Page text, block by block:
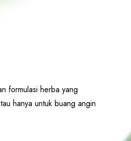
formulasi herba yang
hanya untuk buang angin